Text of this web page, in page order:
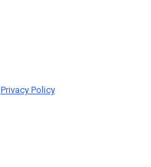
Privacy Policy